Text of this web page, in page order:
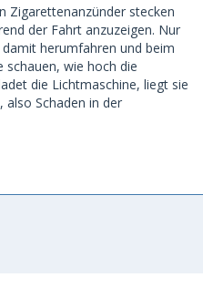
Zigarettenanzünder stecken
der Fahrt anzuzeigen. Nur
herumfahren und beim
schauen, wie hoch die
die Lichtmaschine, liegt sie
Schaden in der